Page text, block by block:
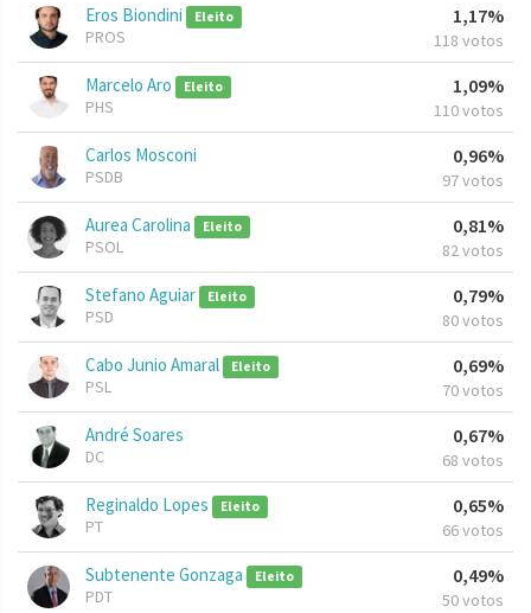
Eros Biondini Eleito
PROS
1,17%
118 votos
Marcelo Aro Eleito
PHS
1,09%
110 votos
Carlos Mosconi
PSDB
0,96%
97 votos
Aurea Carolina Eleito
PSOL
0,81%
82 votos
Stefano Aguiar Eleito
PSD
0,79%
80 votos
Cabo Junio Amaral Eleito
PSL
0,69%
70 votos
André Soares
DC
0,67%
68 votos
Reginaldo Lopes Eleito
PT
0,65%
66 votos
Subtenente Gonzaga Eleito
PDT
0,49%
50 votos